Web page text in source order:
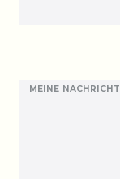
MEINE NACHRICHT